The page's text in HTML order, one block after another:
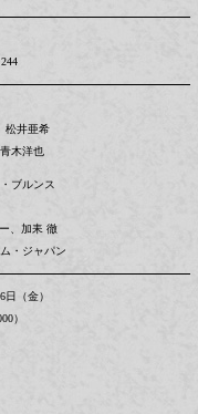
松井亜希
木洋也
ブルンス
、加耒 徹
・ジャパン
（金）
）